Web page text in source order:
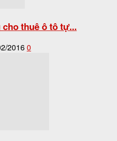
thuê ô tô tự...
20160